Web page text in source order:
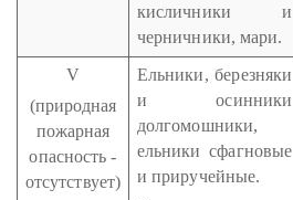
кисличники и
черничники, мари.
V
(природная
пожарная
опасность -
отсутствует)
Ельники, березняки
и осинники
долгомошники,
ельники сфагновые
и приручейные.